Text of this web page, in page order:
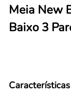
Meia New
Baixo 3
Características